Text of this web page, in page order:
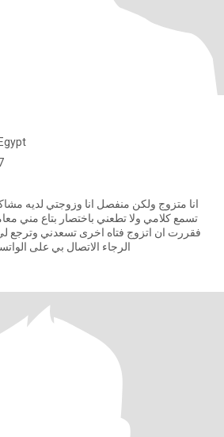
انا متزوج ولكن منفصل انا وزوجتي لديه
تسمع كلامي ولا تطعني باختصار بتاع مني
فقررت ان اتزوج فتاه اخرى تسعدني وترجع
الرجاء الاتصال بي على الواتساب